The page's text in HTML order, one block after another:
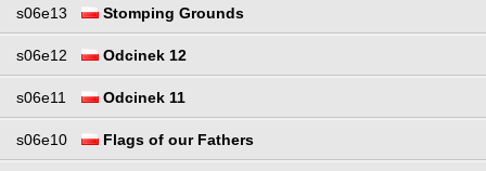
s06e13 Stomping Grounds
s06e12 Odcinek 12
s06e11 Odcinek 11
s06e10 Flags of our Fathers